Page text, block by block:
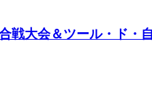
戦大会＆ツール・ド・